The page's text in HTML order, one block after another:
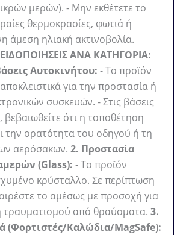
μερών). - Μην εκθέτετε το
θερμοκρασίες, φωτιά ή
άμεση ηλιακή ακτινοβολία.
ΑΝΑ ΚΑΤΗΓΟΡΙΑ:
Αυτοκινήτου: - Το προϊόν
για την προστασία ή
συσκευών. - Στις βάσεις
βεβαιωθείτε ότι η τοποθέτηση
την ορατότητα του οδηγού ή τη
αερόσακων. 2. Προστασία
(Glass): - Το προϊόν
κρύσταλλο. Σε περίπτωση
το αμέσως με προσοχή για
από θραύσματα. 3.
(Φορτιστές/Καλώδια/MagSafe):